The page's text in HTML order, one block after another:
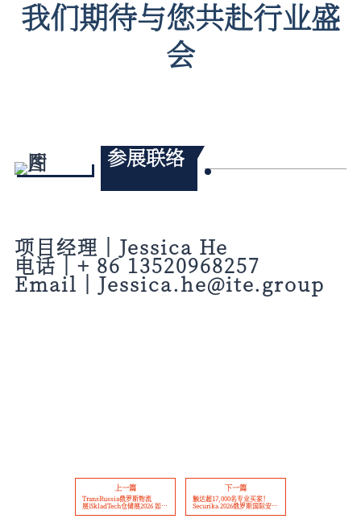
我们期待与您共赴行业盛
会
参展联络
项目经理 ｜ Jessica He
电话｜+ 86 13520968257
Email ｜ Jessica.he@ite.group
上一篇
TransRussia俄罗斯物流
展|SkladTech仓储展2026 如何
通过展会中的广告机会让您的
下一篇
触达超17,000名专业买家！
Securika 2026俄罗斯国际安防
展广告赞助计划，助力中国品